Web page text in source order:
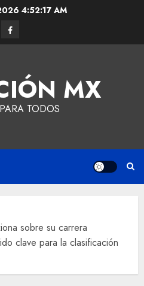
4:52:18 AM
MX
TODOS
sobre su carrera
clave para la clasificación